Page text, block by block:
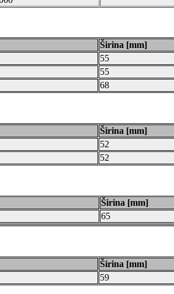
Širina [mm]
55
55
68
Širina [mm]
52
52
Širina [mm]
65
Širina [mm]
59